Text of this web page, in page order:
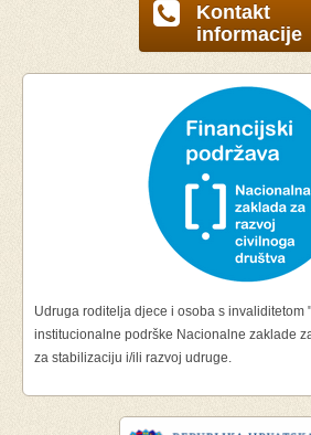
Kontakt
informacije
Udruga roditelja djece i osoba s invaliditetom
institucionalne podrške Nacionalne zaklade
za stabilizaciju i/ili razvoj udruge.